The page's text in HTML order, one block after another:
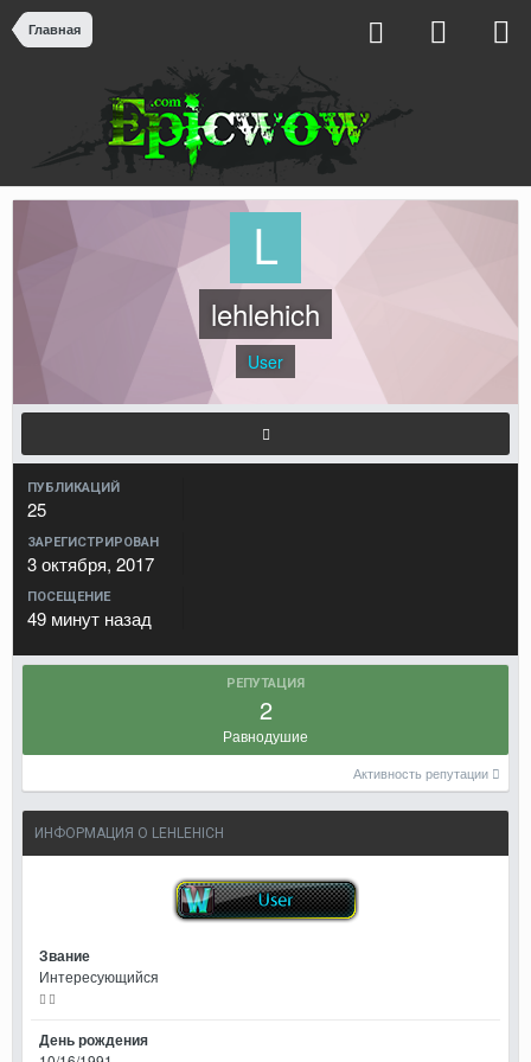
Главная
lehlehich
User
ПУБЛИКАЦИЙ
25
ЗАРЕГИСТРИРОВАН
3 октября, 2017
ПОСЕЩЕНИЕ
49 минут назад
РЕПУТАЦИЯ
2
Равнодушие
Активность репутации
ИНФОРМАЦИЯ О LEHLEHICH
Звание
Интересующийся
День рождения